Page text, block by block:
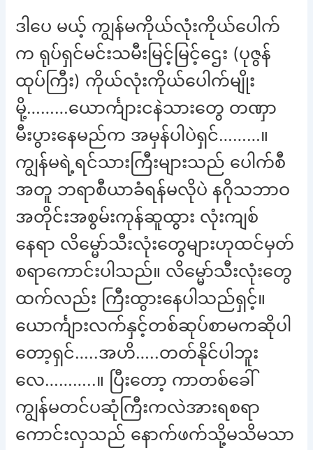
ဒါပေ မယ့် ကျွန်မကိုယ်လုံးကိုယ်ပေါက်
က ရုပ်ရှင်မင်းသမီးမြင့်မြင့်ဌေး (ပုဇွန်
ထုပ်ကြီး) ကိုယ်လုံးကိုယ်ပေါက်မျိုး
မို့………ယောင်္ကျားငနဲသားတွေ တဏှာ
မီးပွားနေမည်က အမှန်ပါပဲရှင်………။
ကျွန်မရဲ့ရင်သားကြီးများသည် ပေါက်စီ
အတူ ဘရာစီယာခံရန်မလိုပဲ နဂိုသဘာဝ
အတိုင်းအစွမ်းကုန်ဆူထွား လုံးကျစ်
နေရာ လိမ္မော်သီးလုံးတွေများဟုထင်မှတ်
စရာကောင်းပါသည်။ လိမ္မော်သီးလုံးတွေ
ထက်လည်း ကြီးထွားနေပါသည်ရှင့်။
ယောင်္ကျားလက်နှင့်တစ်ဆုပ်စာမကဆိုပါ
တော့ရှင်…..အဟိ…..တတ်နိုင်ပါဘူး
လေ………..။ ပြီးတော့ ကာတစ်ခေါ်
ကျွန်မတင်ပဆုံကြီးကလဲအားရစရာ
ကောင်းလှသည် နောက်ဖက်သို့မသိမသာ